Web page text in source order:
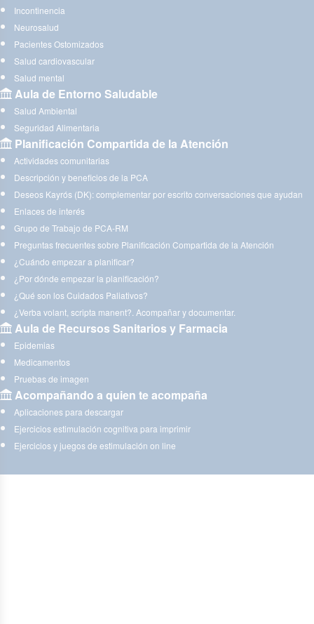
Incontinencia
Neurosalud
Pacientes Ostomizados
Salud cardiovascular
Salud mental
Aula de Entorno Saludable
Salud Ambiental
Seguridad Alimentaria
Planificación Compartida de la Atención
Actividades comunitarias
Descripción y beneficios de la PCA
Deseos Kayrós (DK): complementar por escrito conversaciones que ayudan
Enlaces de interés
Grupo de Trabajo de PCA-RM
Preguntas frecuentes sobre Planificación Compartida de la Atención
¿Cuándo empezar a planificar?
¿Por dónde empezar la planificación?
¿Qué son los Cuidados Paliativos?
¿Verba volant, scripta manent?. Acompañar y documentar.
Aula de Recursos Sanitarios y Farmacia
Epidemias
Medicamentos
Pruebas de imagen
Acompañando a quien te acompaña
Aplicaciones para descargar
Ejercicios estimulación cognitiva para imprimir
Ejercicios y juegos de estimulación on line